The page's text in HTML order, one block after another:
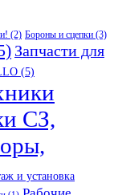
(2) Бороны и сцепки (3)
Запчасти для
(5)
СЗ,
и установка